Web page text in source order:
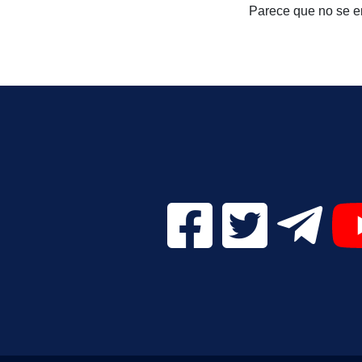
Parece que no se
Facebook Digital UVa (se
Twitter Digital